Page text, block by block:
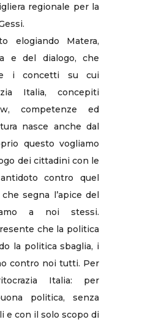
regionale per la
elogiando Matera,
e del dialogo, che
i concetti su cui
Italia, concepiti
competenze ed
nasce anche dal
questo vogliamo
dei cittadini con le
contro quel
segna l’apice del
a noi stessi.
che la politica
la politica sbaglia, i
contro noi tutti. Per
Italia: per
politica, senza
e con il solo scopo di